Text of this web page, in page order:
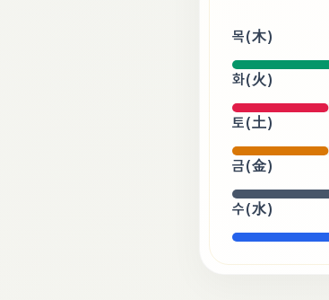
목(木)
화(火)
토(土)
금(金)
수(水)